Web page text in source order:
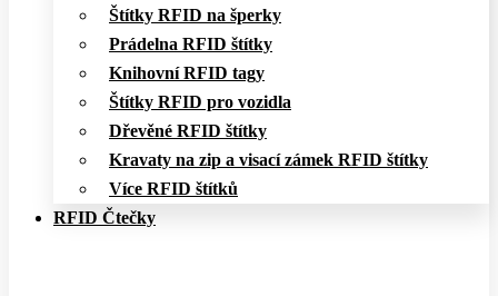
Štítky RFID na šperky
Prádelna RFID štítky
Knihovní RFID tagy
Štítky RFID pro vozidla
Dřevěné RFID štítky
Kravaty na zip a visací zámek RFID štítky
Více RFID štítků
RFID Čtečky